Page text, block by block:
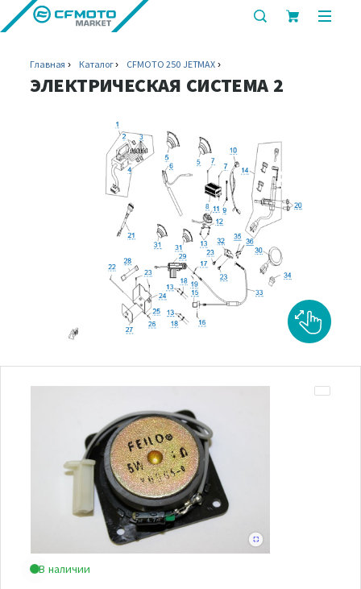
показать
поиска
Главная Каталог CFMOTO 250 JETMAX
ЭЛЕКТРИЧЕСКАЯ СИСТЕМА 2
В наличии